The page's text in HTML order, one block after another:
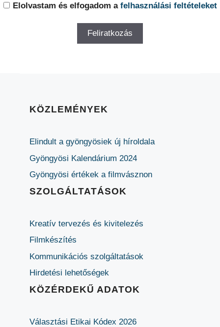
Elolvastam és elfogadom a felhasználási feltételeket
KÖZLEMÉNYEK
Elindult a gyöngyösiek új híroldala
Gyöngyösi Kalendárium 2024
Gyöngyösi értékek a filmvásznon
SZOLGÁLTATÁSOK
Kreatív tervezés és kivitelezés
Filmkészítés
Kommunikációs szolgáltatások
Hirdetési lehetőségek
KÖZÉRDEKŰ ADATOK
Választási Etikai Kódex 2026